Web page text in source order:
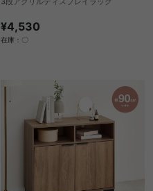
¥4,530
在庫：〇